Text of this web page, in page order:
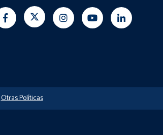
Otras Políticas